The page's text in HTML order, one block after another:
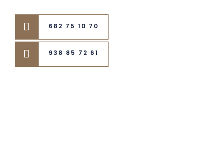
682 75 10 70
938 85 72 61